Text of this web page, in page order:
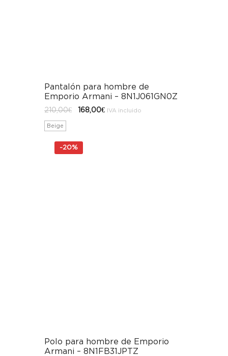
Pantalón para hombre de
Emporio Armani – 8N1J061GN0Z
210,00€
El168,00€ElIVA incluido
Beige
-20%
Polo para hombre de Emporio
Armani – 8N1FB31JPTZ